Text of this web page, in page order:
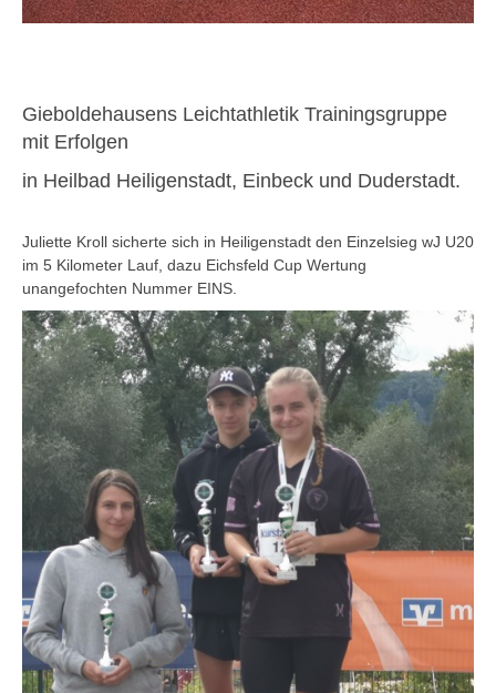
Gieboldehausens Leichtathletik Trainingsgruppe
mit Erfolgen
in Heilbad Heiligenstadt, Einbeck und Duderstadt.
Juliette Kroll sicherte sich in Heiligenstadt den Einzelsieg wJ U20
im 5 Kilometer Lauf, dazu Eichsfeld Cup Wertung
unangefochten Nummer EINS.